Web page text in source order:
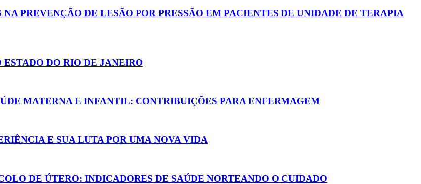
PREVENÇÃO DE LESÃO POR PRESSÃO EM PACIENTES DE UNIDADE DE TERAPIA
DO RIO DE JANEIRO
MATERNA E INFANTIL: CONTRIBUIÇÕES PARA ENFERMAGEM
E SUA LUTA POR UMA NOVA VIDA
DE ÚTERO: INDICADORES DE SAÚDE NORTEANDO O CUIDADO